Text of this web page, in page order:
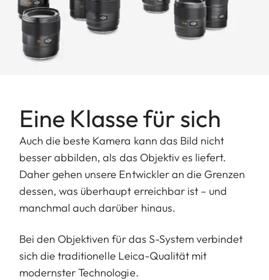
Eine Klasse für sich
Auch die beste Kamera kann das Bild nicht
besser abbilden, als das Objektiv es liefert.
Daher gehen unsere Entwickler an die Grenzen
dessen, was überhaupt erreichbar ist – und
manchmal auch darüber hinaus.
Bei den Objektiven für das S-System verbindet
sich die traditionelle Leica-Qualität mit
modernster Technologie.